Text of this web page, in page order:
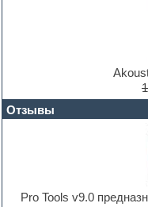
Massive presets
Mastering plug-ins
Music production software
Notation software
Отзывы
Pro Tools v9.0